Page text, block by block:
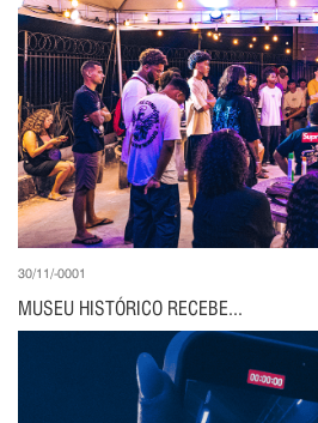
30/11/-0001
MUSEU HISTÓRICO RECEBE...